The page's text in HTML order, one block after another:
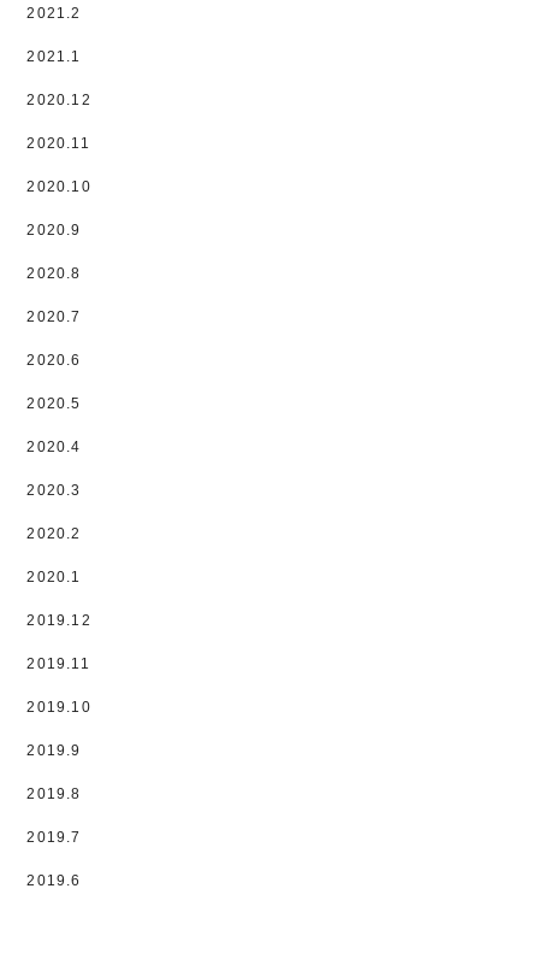
2021.2
2021.1
2020.12
2020.11
2020.10
2020.9
2020.8
2020.7
2020.6
2020.5
2020.4
2020.3
2020.2
2020.1
2019.12
2019.11
2019.10
2019.9
2019.8
2019.7
2019.6